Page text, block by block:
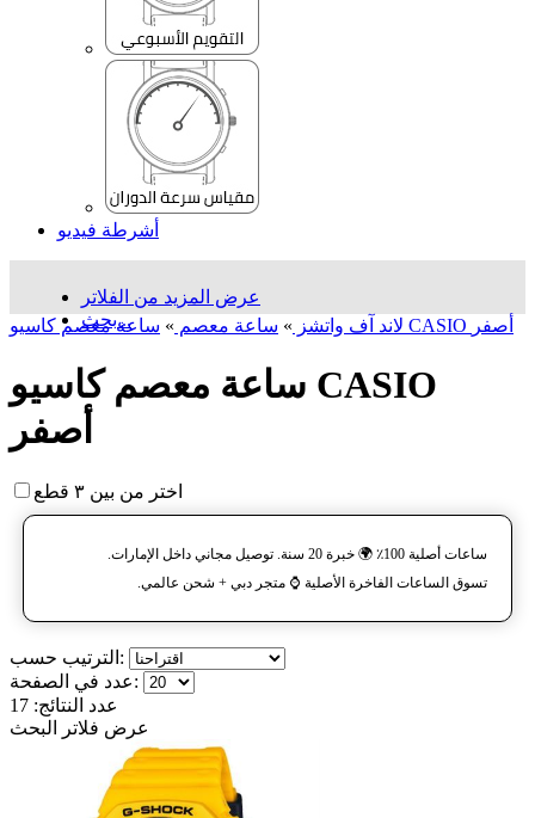
أشرطة فيديو
عرض المزيد من الفلاتر
بحث...
لاند آف واتشز » ساعة معصم » ساعة معصم کاسیو CASIO أصفر
ساعة معصم کاسیو CASIO
أصفر
اختر من بين ٣ قطع
ساعات أصلية 100٪ 🌍 خبرة 20 سنة. توصيل مجاني داخل الإمارات.
تسوق الساعات الفاخرة الأصلية ⌚️ متجر دبي + شحن عالمي.
الترتيب حسب:
عدد في الصفحة:
عدد النتائج: 17
عرض فلاتر البحث